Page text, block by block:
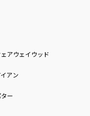
ェアウェイウッド
アン
ー